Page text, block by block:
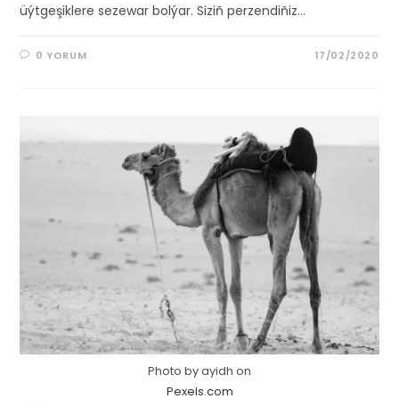
üýtgeşiklere sezewar bolýar. Siziň perzendiňiz…
0 YORUM 17/02/2020
Photo by ayidh on
Pexels.com